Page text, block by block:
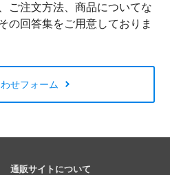
ご注文方法、商品についてな
の回答集をご用意しておりま
せフォーム
通販サイトについて